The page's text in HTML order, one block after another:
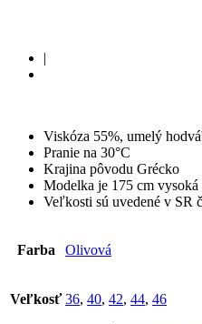
|
Viskóza 55%, umelý
Pranie na 30°C
Krajina pôvodu Grécko
Modelka je 175 cm
Veľkosti sú uvedené v SR
Farba Olivová
Veľkosť 36, 40, 42, 44, 46